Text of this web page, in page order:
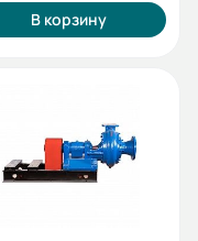
В корзину